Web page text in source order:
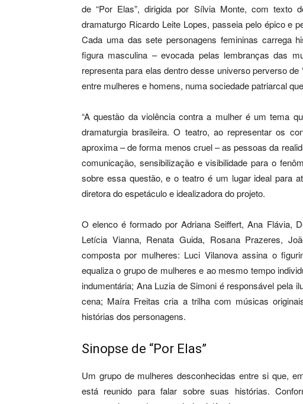
de “Por Elas”, dirigida por Sílvia Monte, com texto
dramaturgo Ricardo Leite Lopes, passeia pelo épico e
Cada uma das sete personagens femininas carrega
figura masculina – evocada pelas lembranças das
representa para elas dentro desse universo perverso de
entre mulheres e homens, numa sociedade patriarcal
“A questão da violência contra a mulher é um tema
dramaturgia brasileira. O teatro, ao representar os
aproxima – de forma menos cruel – as pessoas da
comunicação, sensibilização e visibilidade para o
sobre essa questão, e o teatro é um lugar ideal para
diretora do espetáculo e idealizadora do projeto.
O elenco é formado por Adriana Seiffert, Ana Flávia,
Letícia Vianna, Renata Guida, Rosana Prazeres,
composta por mulheres: Luci Vilanova assina o
equaliza o grupo de mulheres e ao mesmo tempo
indumentária; Ana Luzia de Simoni é responsável pela
cena; Maíra Freitas cria a trilha com músicas
histórias dos personagens.
Sinopse de “Por Elas”
Um grupo de mulheres desconhecidas entre si que,
está reunido para falar sobre suas histórias.